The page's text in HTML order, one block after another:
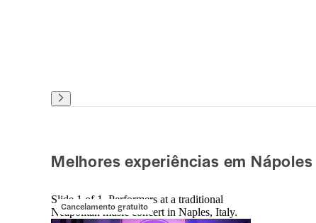
Melhores experiências em Nápoles
Cancelamento gratuito
Slide 1 of 1, Performers at a traditional
Neapolitan music concert in Naples, Italy.